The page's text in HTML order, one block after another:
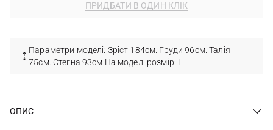
ПРИДБАТИ В ОДИН КЛІК
Параметри моделі: Зріст 184см. Груди 96см. Талія
75см. Стегна 93см На моделі розмір: L
ОПИС